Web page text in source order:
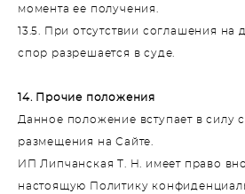
момента ее получения.
13.5. При отсутствии соглашения на
спор разрешается в суде.
14. Прочие положения
Данное положение вступает в силу
размещения на Сайте.
ИП Липчанская Т. Н. имеет право
настоящую Политику